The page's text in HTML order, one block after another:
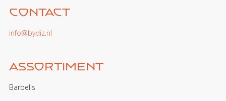
Contact
info@bydiz.nl
Assortiment
Barbells